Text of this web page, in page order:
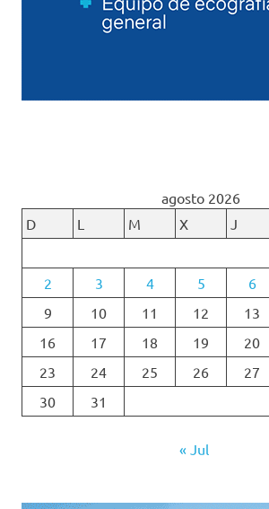
agosto 2026
D
L M X J
2
3 4 5 6
9
10 11 12 13
16
17 18 19 20
23
24 25 26 27
30
31
« Jul